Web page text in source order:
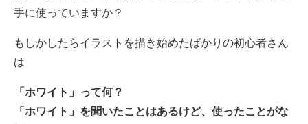
手に使っていますか？
もしかしたらイラストを描き始めたばかりの初心者さん
は
「ホワイト」って何？
「ホワイト」を聞いたことはあるけど、使ったことがな